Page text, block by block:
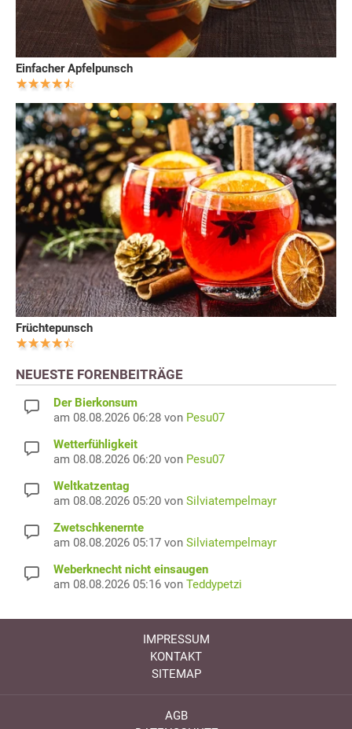
Einfacher Apfelpunsch
Früchtepunsch
NEUESTE FORENBEITRÄGE
Der Bierkonsum
am 08.08.2026 06:28 von Pesu07
Wetterfühligkeit
am 08.08.2026 06:20 von Pesu07
Weltkatzentag
am 08.08.2026 05:20 von Silviatempelmayr
Zwetschkenernte
am 08.08.2026 05:17 von Silviatempelmayr
Weberknecht nicht einsaugen
am 08.08.2026 05:16 von Teddypetzi
IMPRESSUM
KONTAKT
SITEMAP
AGB